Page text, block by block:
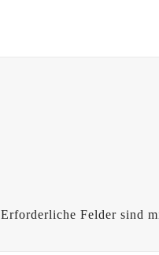
Erforderliche Felder sind